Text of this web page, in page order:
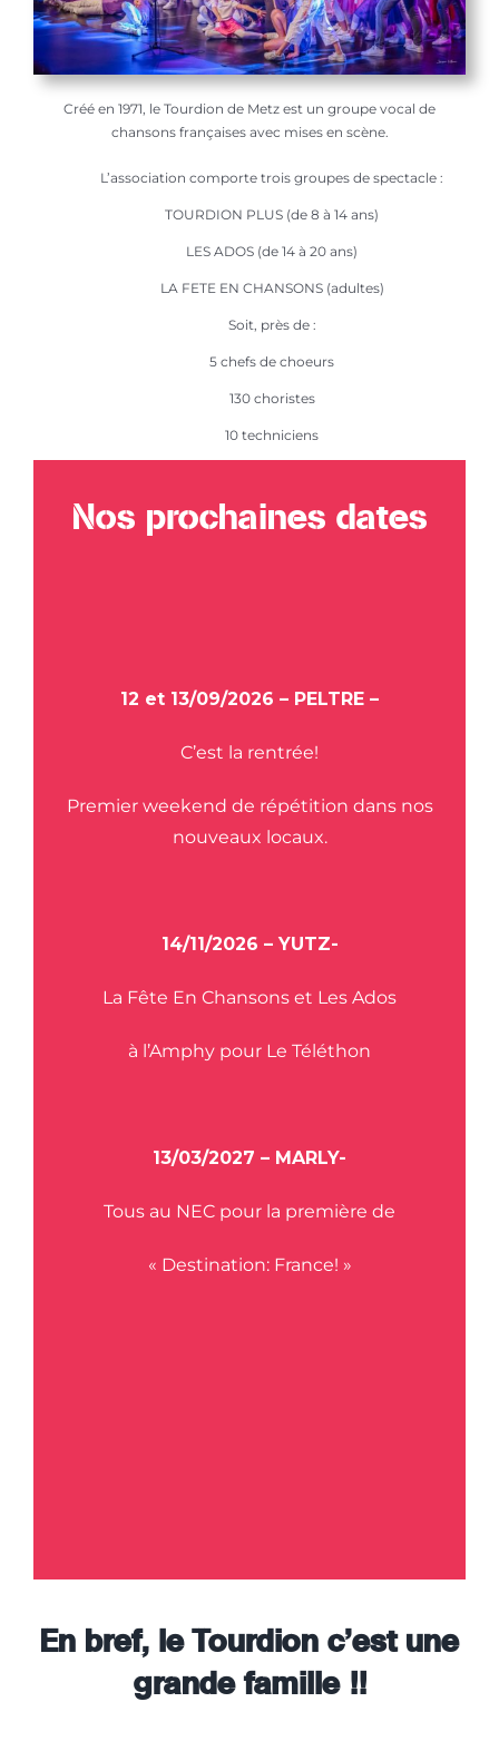
Créé en 1971, le Tourdion de Metz est un groupe vocal de
chansons françaises avec mises en scène.
L’association comporte trois groupes de spectacle :
TOURDION PLUS (de 8 à 14 ans)
LES ADOS (de 14 à 20 ans)
LA FETE EN CHANSONS (adultes)
Soit, près de :
5 chefs de choeurs
130 choristes
10 techniciens
Nos prochaines dates
12 et 13/09/2026 – PELTRE –
C’est la rentrée!
Premier weekend de répétition dans nos
nouveaux locaux.
14/11/2026 – YUTZ-
La Fête En Chansons et Les Ados
à l’Amphy pour Le Téléthon
13/03/2027 – MARLY-
Tous au NEC pour la première de
« Destination: France! »
En bref, le Tourdion c’est une
grande famille !!